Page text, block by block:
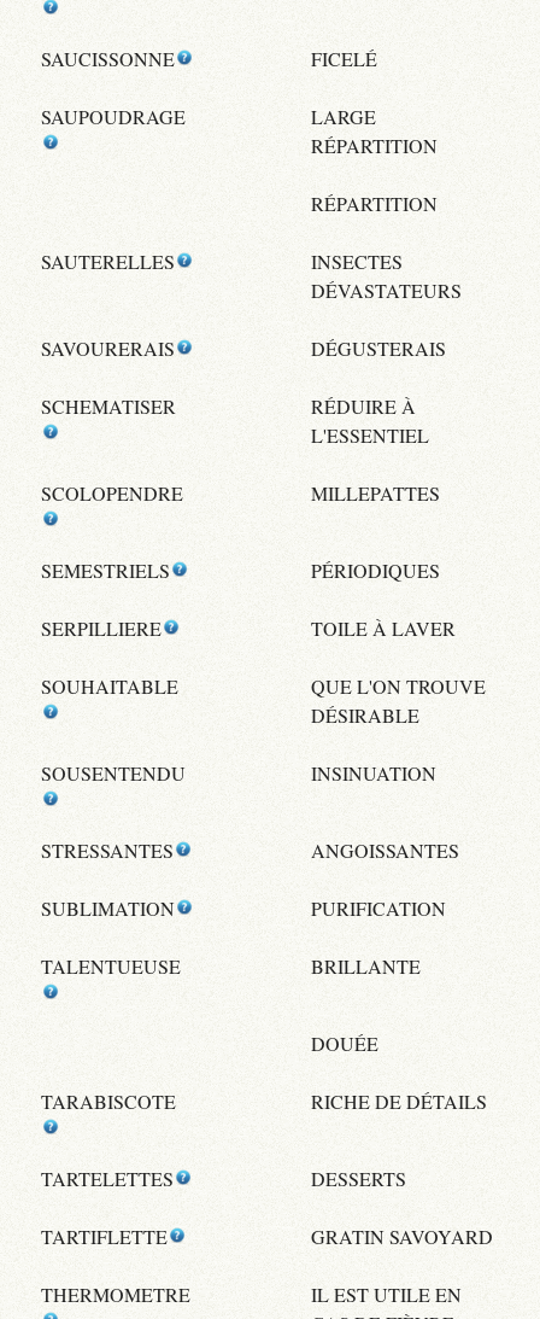
SAUCISSONNE FICELÉ
SAUPOUDRAGE
LARGE
RÉPARTITION
RÉPARTITION
SAUTERELLES
INSECTES
DÉVASTATEURS
SAVOURERAIS DÉGUSTERAIS
SCHEMATISER
RÉDUIRE À
L'ESSENTIEL
SCOLOPENDRE MILLEPATTES
SEMESTRIELS PÉRIODIQUES
SERPILLIERE TOILE À LAVER
SOUHAITABLE
QUE L'ON TROUVE
DÉSIRABLE
SOUSENTENDU INSINUATION
STRESSANTES ANGOISSANTES
SUBLIMATION PURIFICATION
TALENTUEUSE BRILLANTE
DOUÉE
TARABISCOTE RICHE DE DÉTAILS
TARTELETTES DESSERTS
TARTIFLETTE GRATIN SAVOYARD
THERMOMETRE
IL EST UTILE EN